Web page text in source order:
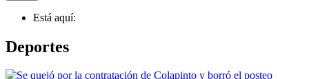
Está aquí:
Deportes